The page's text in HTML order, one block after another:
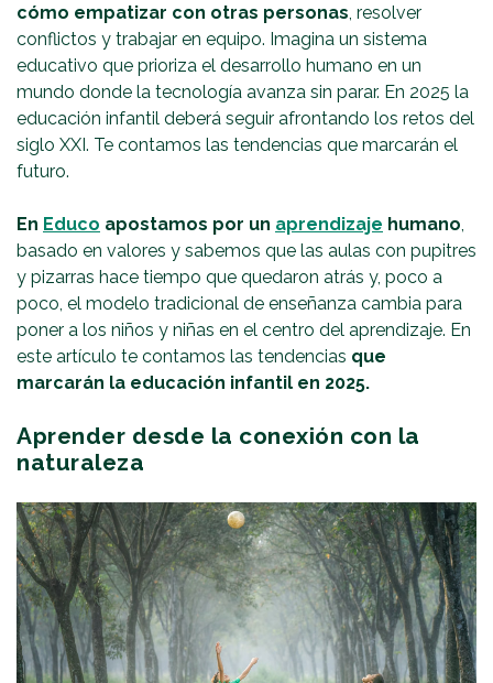
cómo empatizar con otras personas , resolver
conflictos y trabajar en equipo. Imagina un sistema
educativo que prioriza el desarrollo humano en un
mundo donde la tecnología avanza sin parar. En 2025 la
educación infantil deberá seguir afrontando los retos del
siglo XXI. Te contamos las tendencias que marcarán el
futuro.
En Educo apostamos por un aprendizaje humano
basado en valores y sabemos que las aulas con pupitres
y pizarras hace tiempo que quedaron atrás y, poco a
poco, el modelo tradicional de enseñanza cambia para
poner a los niños y niñas en el centro del aprendizaje. En
este artículo te contamos las tendencias que
marcarán la educación infantil en 2025.
Aprender desde la conexión con la
naturaleza